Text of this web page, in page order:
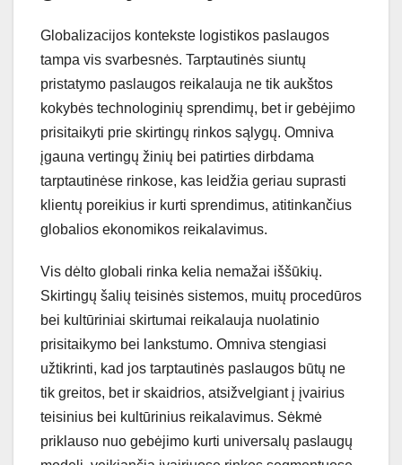
Globalizacijos kontekste logistikos paslaugos
tampa vis svarbesnės. Tarptautinės siuntų
pristatymo paslaugos reikalauja ne tik aukštos
kokybės technologinių sprendimų, bet ir gebėjimo
prisitaikyti prie skirtingų rinkos sąlygų. Omniva
įgauna vertingų žinių bei patirties dirbdama
tarptautinėse rinkose, kas leidžia geriau suprasti
klientų poreikius ir kurti sprendimus, atitinkančius
globalios ekonomikos reikalavimus.
Vis dėlto globali rinka kelia nemažai iššūkių.
Skirtingų šalių teisinės sistemos, muitų procedūros
bei kultūriniai skirtumai reikalauja nuolatinio
prisitaikymo bei lankstumo. Omniva stengiasi
užtikrinti, kad jos tarptautinės paslaugos būtų ne
tik greitos, bet ir skaidrios, atsižvelgiant į įvairius
teisinius bei kultūrinius reikalavimus. Sėkmė
priklauso nuo gebėjimo kurti universalų paslaugų